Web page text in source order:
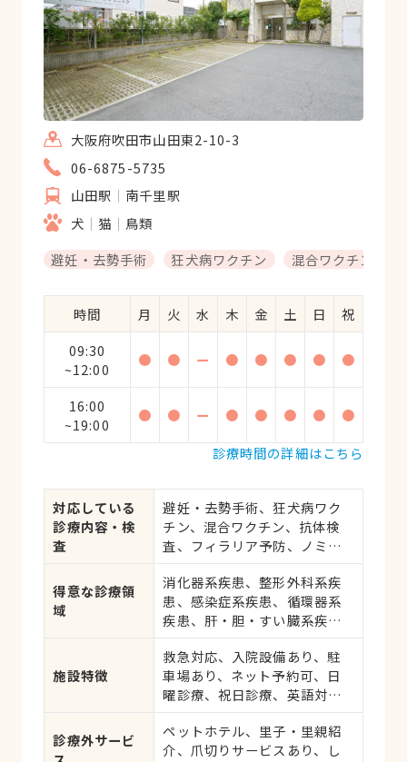
大阪府吹田市山田東2-10-3
06-6875-5735
山田駅
南千里駅
犬
猫
鳥類
避妊・去勢手術
狂犬病ワクチン 混合ワクチン
時間 月 火 水 木 金 土 日
祝
09:30
~12:00
● ● ー ● ● ● ● ●
16:00
~19:00
● ● ー ● ● ● ●
●
診療時間の詳細はこちら
対応している
診療内容・検
査
避妊・去勢手術、狂犬病ワク
チン、混合ワクチン、抗体検
査、フィラリア予防、ノミ・
応、健康診断、各種検査、外
科手術
得意な診療領
域
消化器系疾患、整形外科系疾
患、感染症系疾患、循環器系
疾患、肝・胆・すい臓系疾
疾患、皮膚系疾患、呼吸器系
疾患、腎・泌尿器系疾患、腫
瘍・がん
施設特徴
救急対応、入院設備あり、駐
車場あり、ネット予約可、日
曜診療、祝日診療、英語対応
診療外サービ
ペットホテル、里子・里親紹
介、爪切りサービスあり、し